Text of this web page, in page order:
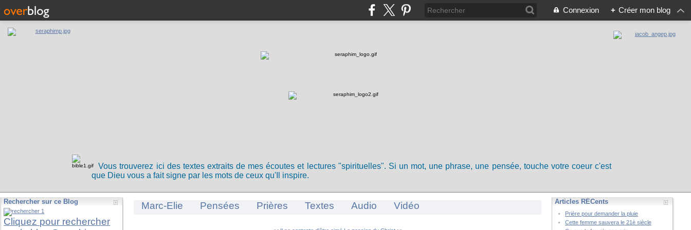
Connexion + Créer mon blog
Vous trouverez ici des textes extraits de mes écoutes et lectures "spirituelles". Si un mot, une phrase, une pensée, touche votre coeur c'est
que Dieu vous a fait signe par les mots de ceux qu'Il inspire.
Rechercher sur ce Blog
Cliquez pour rechercher
Marc-Elie Pensées Prières Textes Audio Vidéo Articles RÉCents
Prière pour demander la pluie
Cette femme sauvera le 21è siècle